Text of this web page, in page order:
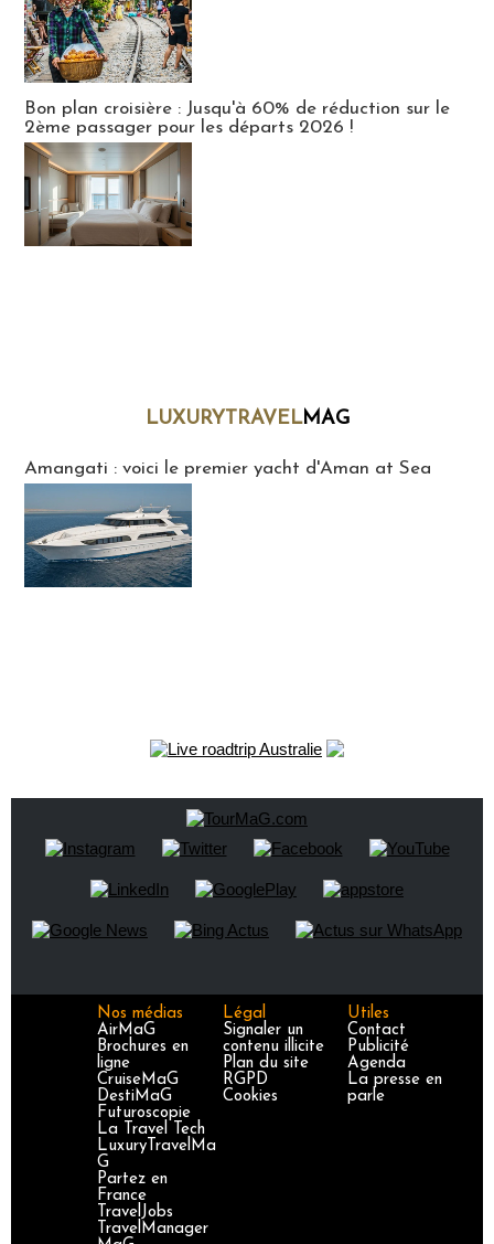
Bon plan croisière : Jusqu'à 60% de réduction sur le
2ème passager pour les départs 2026 !
LUXURYTRAVELMAG
Amangati : voici le premier yacht d'Aman at Sea
Nos médias
AirMaG
Brochures en
ligne
CruiseMaG
DestiMaG
Futuroscopie
La Travel Tech
LuxuryTravelMa
G
Partez en
France
TravelJobs
TravelManager
Légal
Signaler un
contenu illicite
Plan du site
RGPD
Cookies
Utiles
Contact
Publicité
Agenda
La presse en
parle